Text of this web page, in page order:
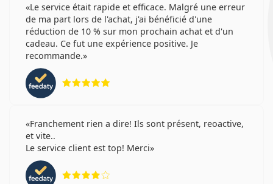
Le service était rapide et efficace. Malgré une erreur
de ma part lors de l'achat, j'ai bénéficié d'une
réduction de 10 % sur mon prochain achat et d'un
cadeau. Ce fut une expérience positive. Je
recommande.
Franchement rien a dire! Ils sont présent, reoactive,
et vite..
Le service client est top! Merci